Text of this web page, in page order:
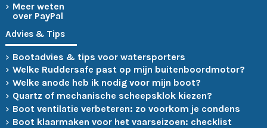
Meer weten
over PayPal
Advies & Tips
Bootadvies & tips voor watersporters
Welke Ruddersafe past op mijn buitenboordmotor?
Welke anode heb ik nodig voor mijn boot?
Quartz of mechanische scheepsklok kiezen?
Boot ventilatie verbeteren: zo voorkom je condens
Boot klaarmaken voor het vaarseizoen: checklist